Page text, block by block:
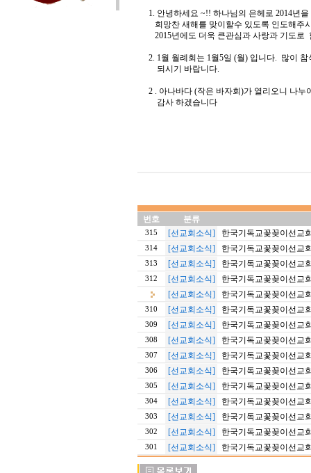
1. 안녕하세요 ~!! 하나님의 은헤로 2014년
희망찬 새해를 맞이할수 있도록 인도해주
2015년에도 더욱 큰관심과 사랑과 기도로
2. 1월 월례회는 1월5일 (월) 입니다. 많이
되시기 바랍니다.
2 . 아나바다 (작은 바자회)가 열리오니 나누
감사 하겠습니다
번호 분류
315 [선교회소식] 한국기독교꽃꽂이선교
314 [선교회소식] 한국기독교꽃꽂이선교
313 [선교회소식] 한국기독교꽃꽂이선교
312 [선교회소식]
한국기독교꽃꽂이선교
[선교회소식]
한국기독교꽃꽂이선교
310 [선교회소식] 한국기독교꽃꽂이선교
309 [선교회소식] 한국기독교꽃꽂이선교
308 [선교회소식] 한국기독교꽃꽂이선교
307 [선교회소식] 한국기독교꽃꽂이선교
306 [선교회소식] 한국기독교꽃꽂이선교
305 [선교회소식] 한국기독교꽃꽂이선교
304 [선교회소식] 한국기독교꽃꽂이선교
303 [선교회소식] 한국기독교꽃꽂이선교
302 [선교회소식] 한국기독교꽃꽂이선교
301 [선교회소식] 한국기독교꽃꽂이선교